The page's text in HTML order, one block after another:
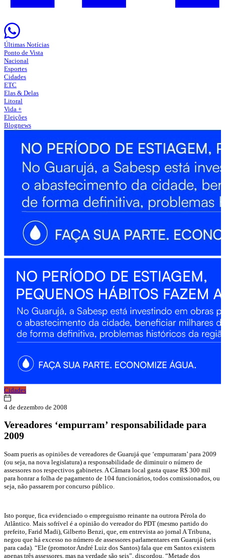
Últimas Notícias
Ponto de Vista
Nacional
Esportes
Cidades
ETC
Elas & Delas
Litoral
Vida +
Eleições
Blognews
Cidades
4 de dezembro de 2008
Vereadores ‘empurram’ responsabilidade para
2009
Soam pueris as opiniões de vereadores de Guarujá que ‘empurraram’ para 2009
(ou seja, na nova legislatura) a responsabilidade de diminuir o número de
assessores nos respectivos gabinetes. A Câmara local gasta quase R$ 300 mil
para honrar a folha de pagamento de 104 funcionários, todos comissionados, ou
seja, não passarem por concurso público.
Isto porque, fica evidenciado o empreguismo reinante na outrora Pérola do
Atlântico. Mais sofrível é a opinião do vereador do PDT (mesmo partido do
prefeito, Farid Madi), Gilberto Benzi, que, em entrevista ao jornal A Tribuna,
negou que há excesso no número de assessores parlamentares em Guarujá (seis
para cada). “Ele (promotor André Luiz dos Santos) fala que em Santos existem
apenas três assessores, mas na verdade são seis”, discordou. “Metade dos